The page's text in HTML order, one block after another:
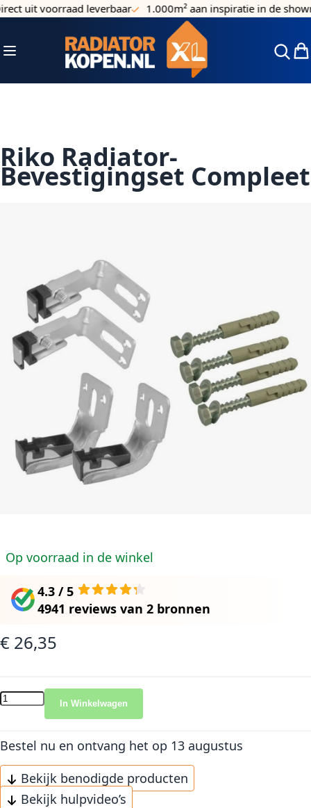
Ga naar de inhoud
uit voorraad leverbaar 1.000m² aan inspiratie in de
Toggle Nav
Riko Radiator-
Bevestigingset Compleet
Op voorraad in de winkel
4.3 / 5
4941 reviews van 2 bronnen
€ 26,35
In Winkelwagen
Bestel nu en ontvang het op 13 augustus
Bekijk benodigde producten
Bekijk hulpvideo’s